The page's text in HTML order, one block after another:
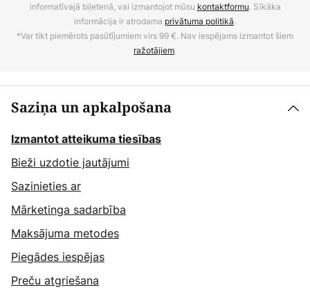
informatīvajā biļetenā, vai izmantojot mūsu kontaktformu. Sīkāka
informācija ir atrodama privātuma politikā.
*Var tikt piemērots pasūtījumiem virs 99 €. Nav iespējams izmantot šiem
ražotājiem.
Saziņa un apkalpošana
Izmantot atteikuma tiesības
Bieži uzdotie jautājumi
Sazinieties ar
Mārketinga sadarbība
Maksājuma metodes
Piegādes iespējas
Preču atgriešana